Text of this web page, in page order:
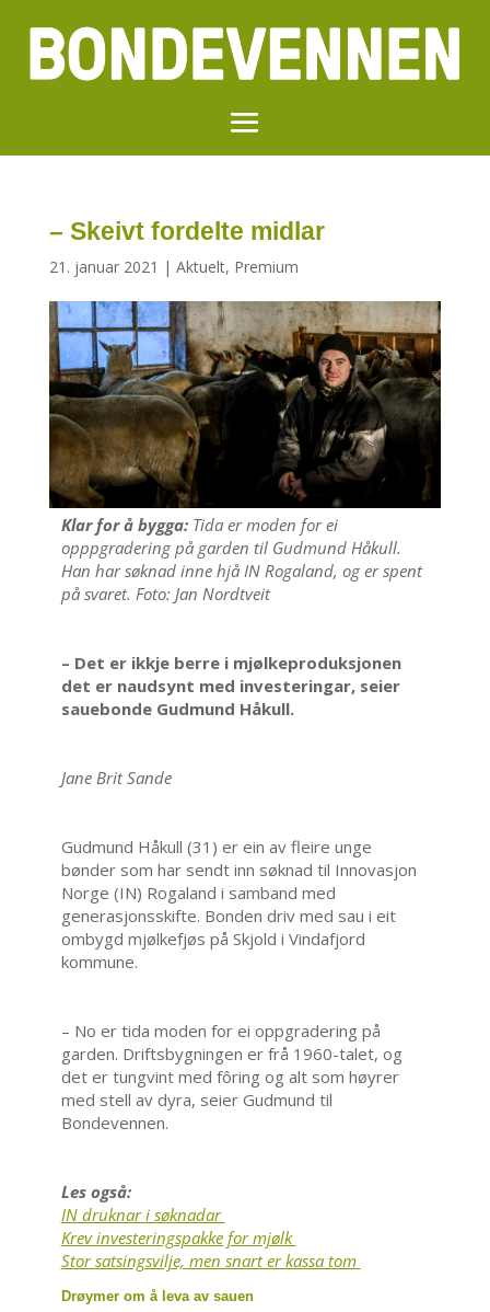
– Skeivt fordelte midlar
21. januar 2021 | Aktuelt, Premium
Klar for å bygga:Tida er moden for ei
opppgradering på garden til Gudmund Håkull.
Han har søknad inne hjå IN Rogaland, og er spent
på svaret. Foto: Jan Nordtveit
– Det er ikkje berre i mjølkeproduksjonen
det er naudsynt med investeringar, seier
sauebonde Gudmund Håkull.
Jane Brit Sande
Gudmund Håkull (31) er ein av fleire unge
bønder som har sendt inn søknad til Innovasjon
Norge (IN) Rogaland i samband med
generasjonsskifte. Bonden driv med sau i eit
ombygd mjølkefjøs på Skjold i Vindafjord
kommune.
– No er tida moden for ei oppgradering på
garden. Driftsbygningen er frå 1960-talet, og
det er tungvint med fôring og alt som høyrer
med stell av dyra, seier Gudmund til
Bondevennen.
Les også:
IN druknar i søknadar
Krev investeringspakke for mjølk
Stor satsingsvilje, men snart er kassa tom
Drøymer om å leva av sauen